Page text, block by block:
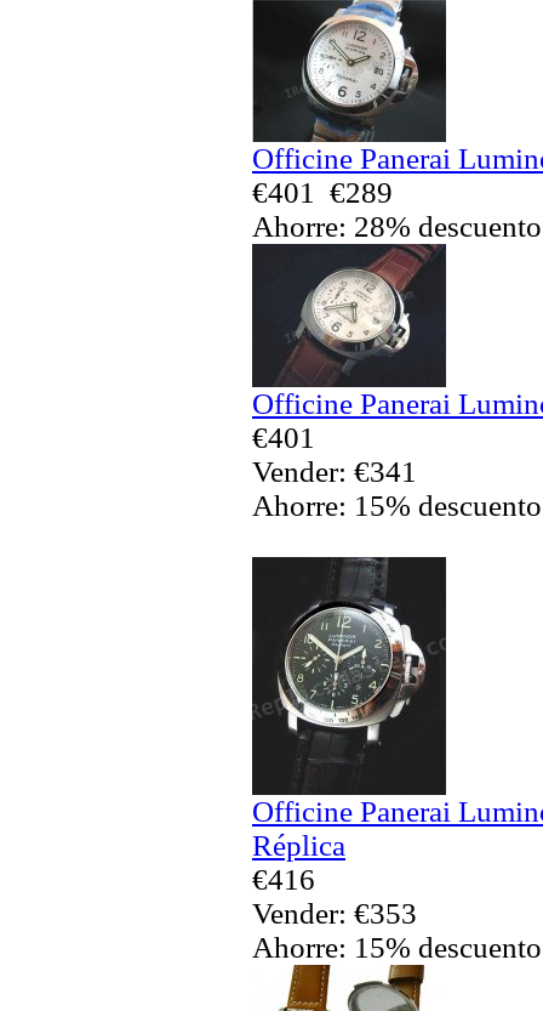
Officine Panerai
€401
€289
Ahorre: 28% descuento
Officine Panerai
€401
Vender: €341
Ahorre: 15% descuento
Officine Panerai
Réplica
€416
Vender: €353
Ahorre: 15% descuento